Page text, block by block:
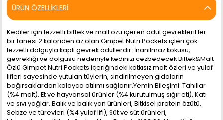
ÜRÜN ÖZELLIKLERI
Kediler için lezzetli biftek ve malt özü içeren ödül gevrekleriHer
bir tanesi 2 kaloriden az olan Gimpet Nutri Pockets içleri çok
lezzetli dolguyla kaplı gevrek ödüllerdir. İnanılmaz kokusu,
gevrekliği ve dolgusu nedeniyle kedinizi cezbedecek Biftek&Malt
Özlü Gimpet Nutri Pockets içeriğindeki katkısız malt özleri ve yulaf
lifleri sayesinde yutulan tüylerin, sindirilmeyen gıdaların
bağırsaklardan kolayca atılımı sağlanır.Yemin Bileşimi: Tahıllar
(%4 malt), Et ve hayvansal ürünler (%4 kurutulmuş sığır eti), Katı
ve sıvı yağlar, Balık ve balık yan ürünleri, Bitkisel protein özütü,
Sebze ve türevleri (%4 yulaf lifi), Süt ve süt ürünleri,